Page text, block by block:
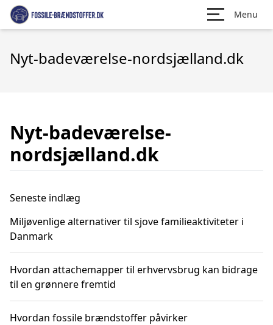
Menu
Nyt-badeværelse-nordsjælland.dk
Nyt-badeværelse-
nordsjælland.dk
Seneste indlæg
Miljøvenlige alternativer til sjove familieaktiviteter i
Danmark
Hvordan attachemapper til erhvervsbrug kan bidrage
til en grønnere fremtid
Hvordan fossile brændstoffer påvirker